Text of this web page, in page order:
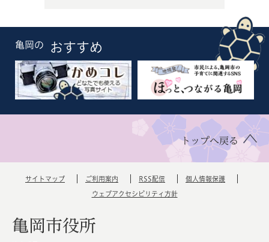
亀岡の おすすめ
トップへ戻る
サイトマップ ご利用案内 RSS配信 個人情報保護
ウェブアクセシビリティ方針
亀岡市役所